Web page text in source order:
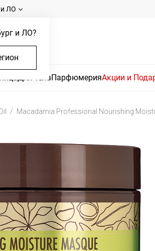
и ЛО
и ЛО?
Для телаПарфюмерияАкции и
Macadamia Professional Nourishing